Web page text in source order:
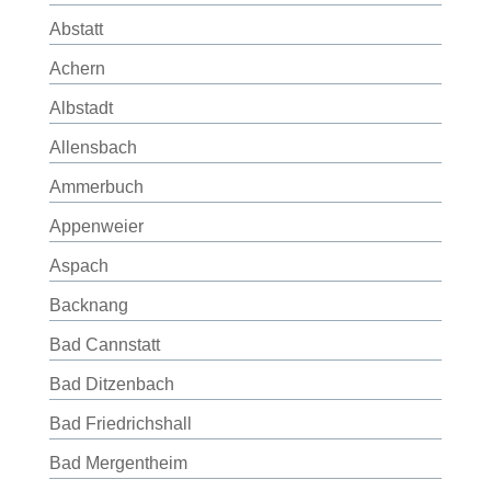
Abstatt
Achern
Albstadt
Allensbach
Ammerbuch
Appenweier
Aspach
Backnang
Bad Cannstatt
Bad Ditzenbach
Bad Friedrichshall
Bad Mergentheim